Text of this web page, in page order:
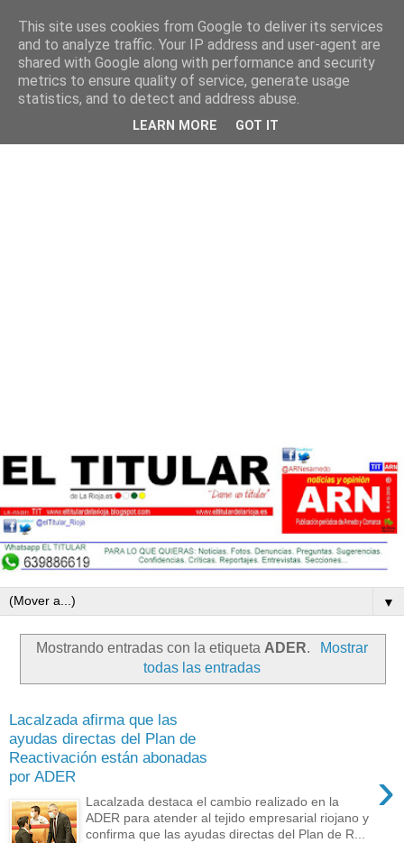
▼
Mostrando entradas con la etiqueta ADER.
Mostrar
todas las entradas
Lacalzada afirma que las
ayudas directas del Plan de
Reactivación están abonadas
por ADER
›
Lacalzada destaca el cambio realizado en la
ADER para atender al tejido empresarial riojano y
confirma que las ayudas directas del Plan de R...
This site uses cookies from Google to deliver its services
and to analyze traffic. Your IP address and user-agent are
shared with Google along with performance and security
metrics to ensure quality of service, generate usage
statistics, and to detect and address abuse.
LEARN MORE GOT IT